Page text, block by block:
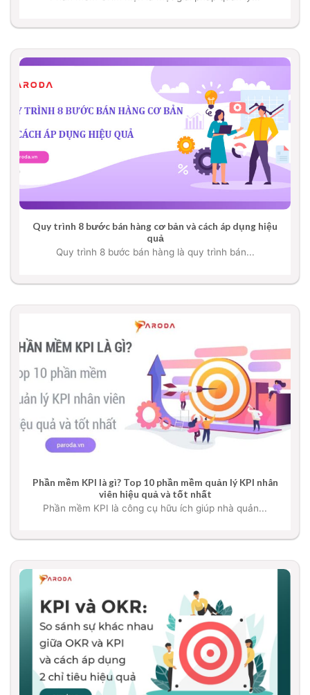
Quy trình 8 bước bán hàng cơ bản và cách áp dụng hiệu
quả
Quy trình 8 bước bán hàng là quy trình bán...
Phần mềm KPI là gì? Top 10 phần mềm quản lý KPI nhân
viên hiệu quả và tốt nhất
Phần mềm KPI là công cụ hữu ích giúp nhà quản...